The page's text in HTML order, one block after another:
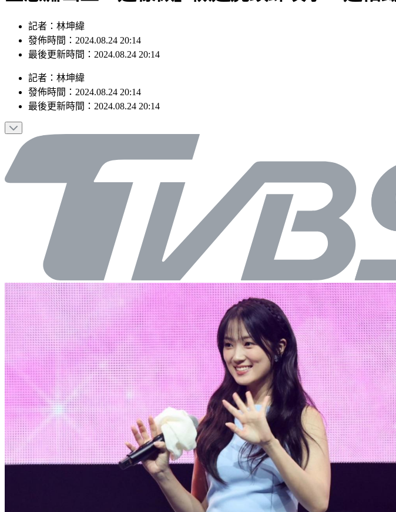
記者：林坤緯
發佈時間：2024.08.24 20:14
最後更新時間：2024.08.24 20:14
記者 ： 林坤緯
發佈時間： 2024.08.24 20:14
最後更新時間： 2024.08.24 20:14